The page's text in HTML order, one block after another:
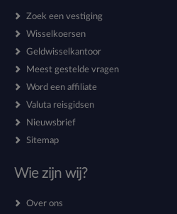
Zoek een vestiging
Wisselkoersen
Geldwisselkantoor
Meest gestelde vragen
Word een affiliate
Valuta reisgidsen
Nieuwsbrief
Sitemap
Wie zijn wij?
Over ons